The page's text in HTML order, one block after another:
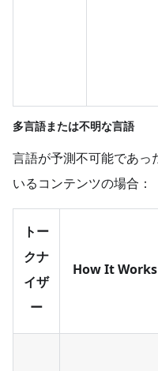
多言語または不明な言語
言語が予測不可能であっ
いるコンテンツの場合：
トー
クナ
イザ
ー
How It Works